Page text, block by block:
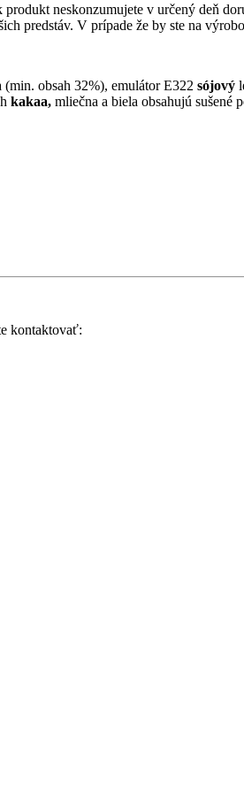
neskonzumujete v určený deň
predstáv. V prípade že by ste na
(min. obsah 32%), emulátor E322 sójový
kakaa, mliečna a biela obsahujú sušené
kontaktovať: